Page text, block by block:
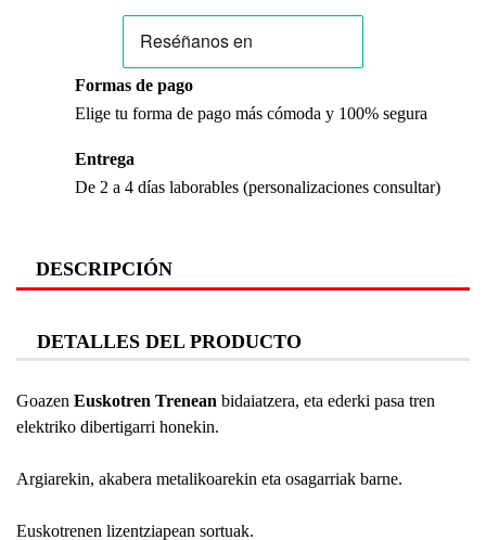
Formas de pago
Elige tu forma de pago más cómoda y 100% segura
Entrega
De 2 a 4 días laborables (personalizaciones consultar)
DESCRIPCIÓN
DETALLES DEL PRODUCTO
Goazen Euskotren Trenean bidaiatzera, eta ederki pasa tren
elektriko dibertigarri honekin.
Argiarekin, akabera metalikoarekin eta osagarriak barne.
Euskotrenen lizentziapean sortuak.